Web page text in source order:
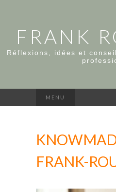
FRANK
Réflexions, idées et
MENU
FRANK-